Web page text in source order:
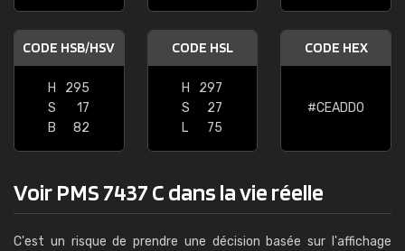
CODE HSB/HSV
H
295
S
17
B
82
CODE HSL
H
297
S
27
L
75
CODE HEX
#CEADD0
Voir PMS 7437 C dans la vie réelle
C'est un risque de prendre une décision basée sur l'affichage